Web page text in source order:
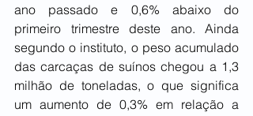
ano passado e 0,6% abaixo do
primeiro trimestre deste ano. Ainda
segundo o instituto, o peso acumulado
das carcaças de suínos chegou a 1,3
milhão de toneladas, o que significa
um aumento de 0,3% em relação a